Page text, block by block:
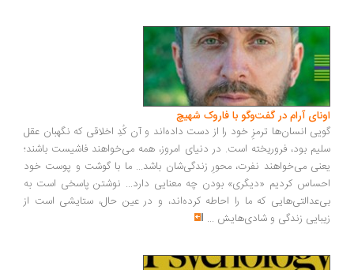
آرام در گفت‌وگو با فاروک شهیچ‭
انسان‌ها ترمزِ خود را از دست داده‌اند و آن کُدِ اخلاقی که نگهبان عقل
بود، فروریخته است. در دنیای امروز، همه می‌خواهند فاشیست باشند؛
می‌خواهند نفرت، محورِ زندگی‌شان باشد... ما با گوشت و پوست خود
کردیم «دیگری» بودن چه معنایی دارد... نوشتن پاسخی است به
که ما را احاطه کرده‌اند، و در عین حال، ستایشی است از
زندگی و شادی‌هایش...